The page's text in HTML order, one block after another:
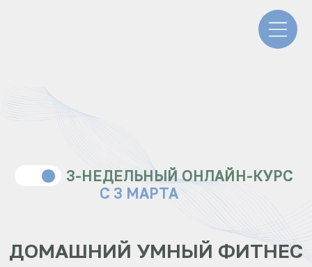
3-НЕДЕЛЬНЫЙ ОНЛАЙН-КУРС
ДОМАШНИЙ УМНЫЙ ФИТНЕС
БЕЗ НАДРЫВА
с дыханием по научным техникам
не выходя из дома